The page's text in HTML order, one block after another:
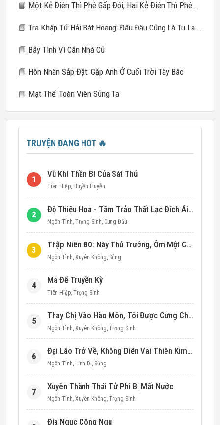
📘 Một Kẻ Điên Thì Phê Gấp Đôi, Hai Kẻ Điên Thì Phê Gấp Mười
📘 Tra Khắp Tứ Hải Bát Hoang: Đâu Đâu Cũng Là Tu La Tràng
📘 Bẫy Tình Vì Căn Nhà Cũ
📘 Hôn Nhân Sắp Đặt: Gặp Anh Ở Cuối Trời Tây Bắc
📘 Mạt Thế: Toàn Viên Sủng Ta
TRUYỆN ĐANG HOT 🔥
1
Vũ Khí Thần Bí Của Sát Thủ
Tiên Hiệp, Huyền Huyễn
2
Độ Thiệu Hoa - Tầm Trảo Thất Lạc Đích Ái Tình
Ngôn Tình, Trọng Sinh, Cung Đấu
3
Thập Niên 80: Này Thủ Trưởng, Ôm Một Cái Đi!
Ngôn Tình, Xuyên Không, Sủng
4
Ma Đế Truyền Kỳ
Tiên Hiệp, Trọng Sinh
5
Thay Chị Vào Hào Môn, Tôi Được Cưng Chiều Hết Mực (Thập Niên 90)
Ngôn Tình, Xuyên Không, Trọng Sinh
6
Đại Lão Trở Về, Không Diễn Vai Thiên Kim Giả Nữa
Ngôn Tình, Linh Dị, Sủng
7
Xuyên Thành Thái Tử Phi Bị Mất Nước
Ngôn Tình, Xuyên Không, Trọng Sinh
Địa Ngục Công Ngụ